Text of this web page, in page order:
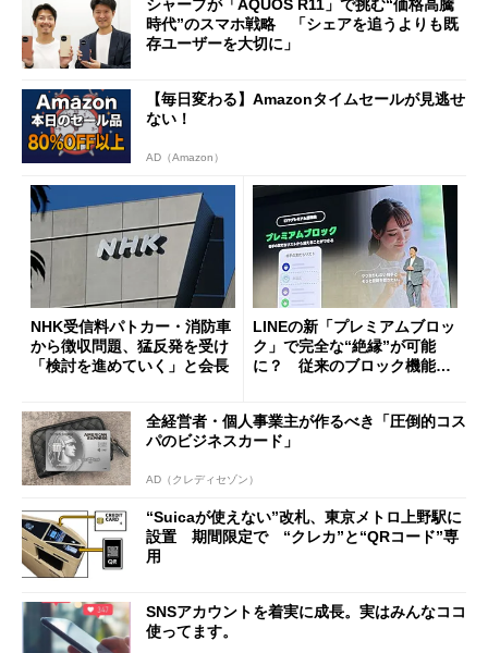
シャープが「AQUOS R11」で挑む“価格高騰
時代”のスマホ戦略 「シェアを追うよりも既
存ユーザーを大切に」
【毎日変わる】Amazonタイムセールが見逃せ
ない！
AD（Amazon）
NHK受信料パトカー・消防車
から徴収問題、猛反発を受け
「検討を進めていく」と会長
LINEの新「プレミアムブロッ
ク」で完全な“絶縁”が可能
に？ 従来のブロック機能と
全経営者・個人事業主が作るべき「圧倒的コス
パのビジネスカード」
AD（クレディセゾン）
“Suicaが使えない”改札、東京メトロ上野駅に
設置 期間限定で “クレカ”と“QRコード”専
用
SNSアカウントを着実に成長。実はみんなココ
使ってます。